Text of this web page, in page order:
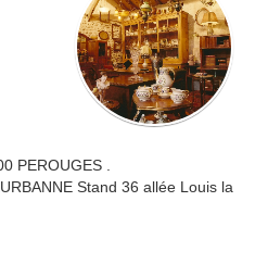
PEROUGES .
Stand 36 allée Louis la